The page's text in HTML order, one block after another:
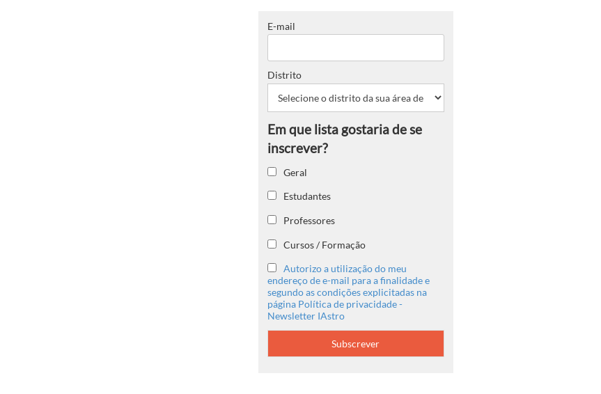
E-mail
Distrito
Geral
Estudantes
Professores
Cursos / Formação
Autorizo a utilização do meu
endereço de e-mail para a finalidade e
segundo as condições explicitadas na
página Política de privacidade -
Newsletter IAstro